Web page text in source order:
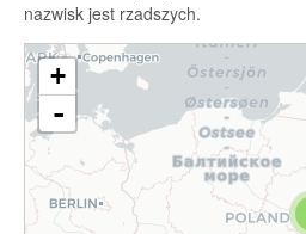
nazwisk jest rzadszych.
+
-